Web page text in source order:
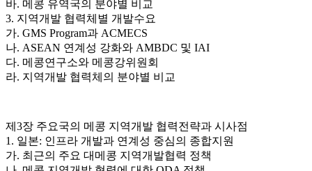
바. 메콩 유역국의 분야별 비교
3. 지역개발 협력체별 개발수요
가. GMS Program과 ACMECS
나. ASEAN 연계성 강화와 AMBDC 및 IAI
다. 메콩연구소와 메콩강위원회
라. 지역개발 협력체의 분야별 비교
제3장 주요국의 메콩 지역개발 협력전략과 시사점
1. 일본: 인프라 개발과 연계성 중심의 종합지원
가. 최근의 주요 대메콩 지역개발협력 정책